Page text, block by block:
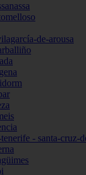
de-arousa
- santa-cruz-